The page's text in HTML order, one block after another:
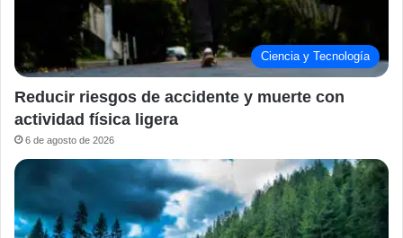
Ciencia y Tecnología
Reducir riesgos de accidente y muerte con
actividad física ligera
6 de agosto de 2026